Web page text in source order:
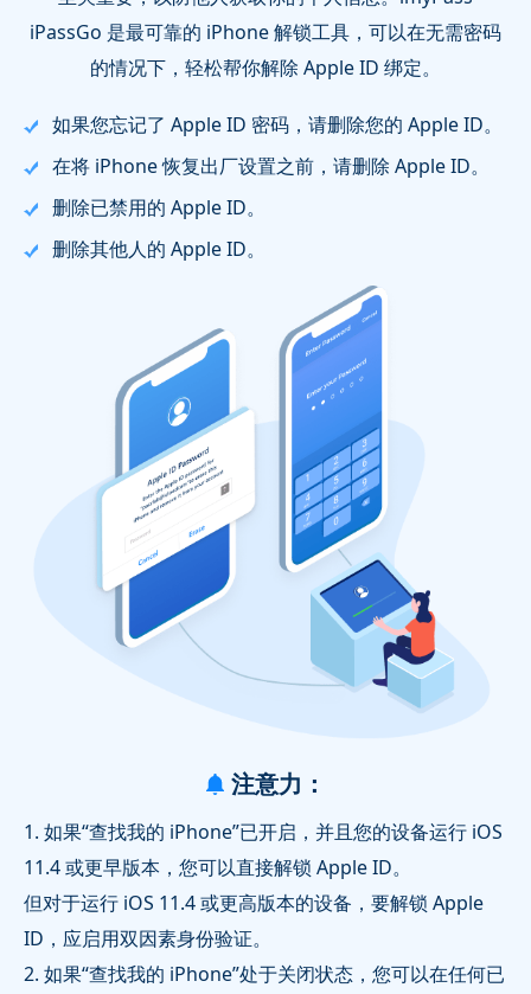
iPassGo 是最可靠的 iPhone 解锁工具，可以在无需密码
的情况下，轻松帮你解除 Apple ID 绑定。
如果您忘记了 Apple ID 密码，请删除您的 Apple ID。
在将 iPhone 恢复出厂设置之前，请删除 Apple ID。
删除已禁用的 Apple ID。
删除其他人的 Apple ID。
注意力：
1. 如果“查找我的 iPhone”已开启，并且您的设备运行 iOS
11.4 或更早版本，您可以直接解锁 Apple ID。
但对于运行 iOS 11.4 或更高版本的设备，要解锁 Apple
ID，应启用双因素身份验证。
2. 如果“查找我的 iPhone”处于关闭状态，您可以在任何已